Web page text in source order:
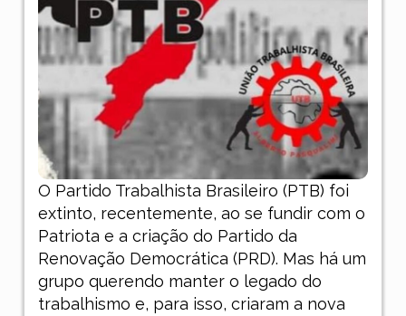
O Partido Trabalhista Brasileiro (PTB) foi
extinto, recentemente, ao se fundir com o
Patriota e a criação do Partido da
Renovação Democrática (PRD). Mas há um
grupo querendo manter o legado do
trabalhismo e, para isso, criaram a nova